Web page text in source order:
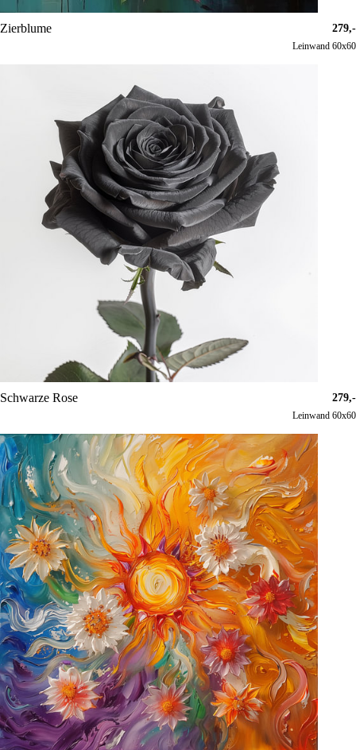
Zierblume 279,-
Leinwand 60x60
Schwarze Rose 279,-
Leinwand 60x60